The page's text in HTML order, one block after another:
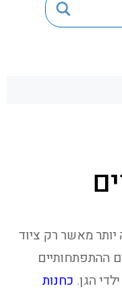
מאשר רק ציוד
ההתפתחותיים
הגן. כחנות